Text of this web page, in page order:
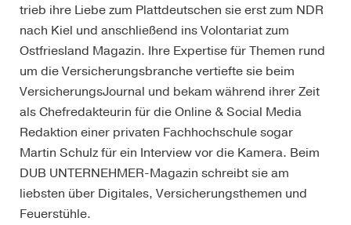
trieb ihre Liebe zum Plattdeutschen sie erst zum NDR
nach Kiel und anschließend ins Volontariat zum
Ostfriesland Magazin. Ihre Expertise für Themen rund
um die Versicherungsbranche vertiefte sie beim
VersicherungsJournal und bekam während ihrer Zeit
als Chefredakteurin für die Online & Social Media
Redaktion einer privaten Fachhochschule sogar
Martin Schulz für ein Interview vor die Kamera. Beim
DUB UNTERNEHMER-Magazin schreibt sie am
liebsten über Digitales, Versicherungsthemen und
Feuerstühle.